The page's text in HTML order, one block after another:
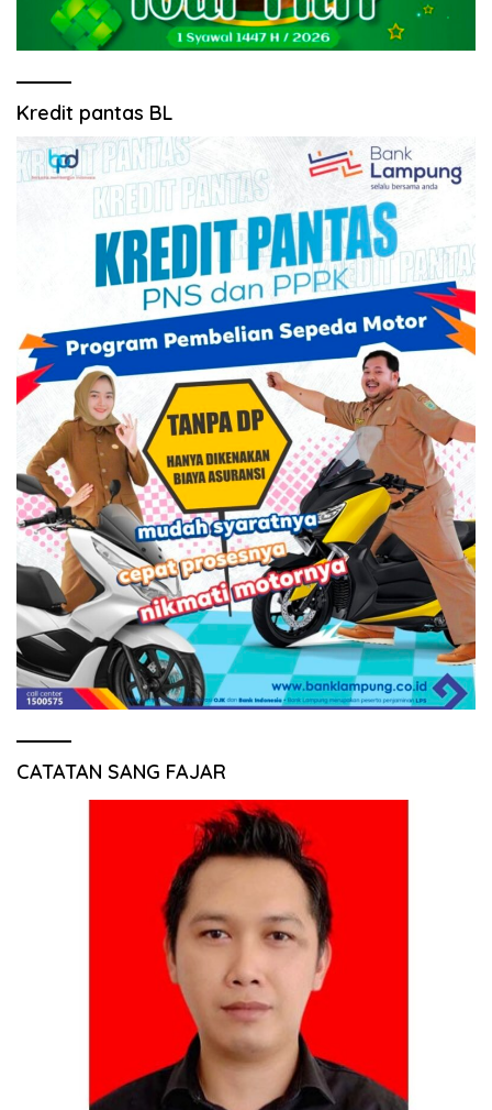
Kredit pantas BL
CATATAN SANG FAJAR